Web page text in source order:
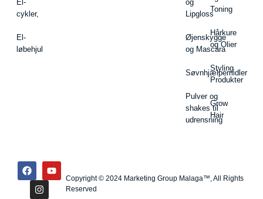
El-
cykler,
El-
løbehjul
og
Lipgloss
Øjenskygge
og Mascara
Søvnhjælpemidler
Pulver og
shakes til
udrensning
Toning
Hårkure
og Olier
Styling
Produkter
Grow
Hair
Copyright © 2024 Marketing Group Malaga™, All Rights
Reserved